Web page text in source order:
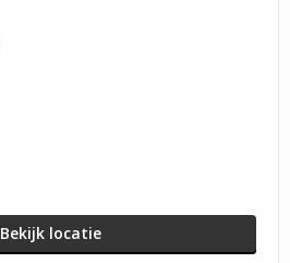
Bekijk locatie